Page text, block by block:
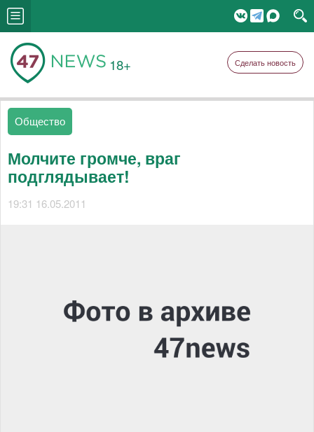
18+ Сделать новость
Общество
Молчите громче, враг
подглядывает!
19:31 16.05.2011